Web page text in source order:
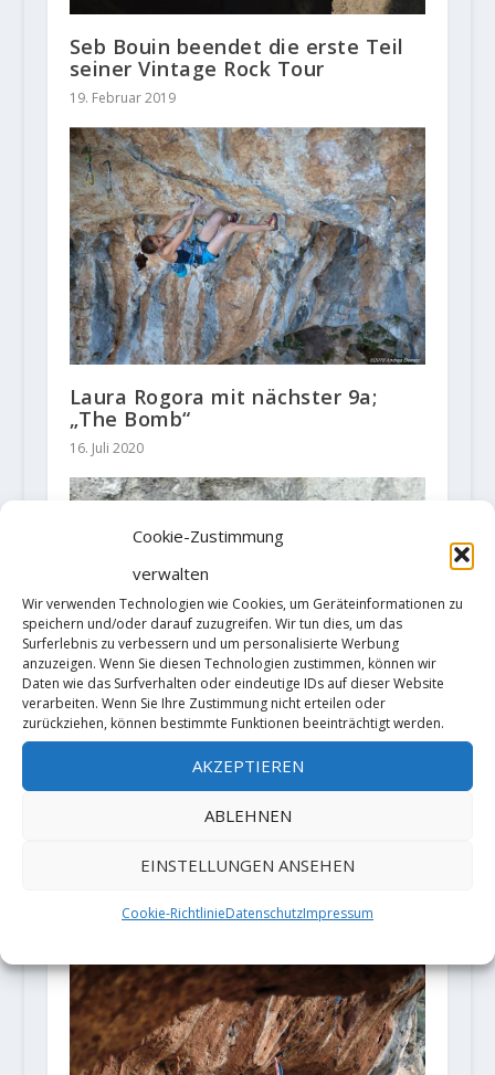
Cookie-Zustimmung
verwalten
Wir verwenden Technologien wie Cookies, um Geräteinformationen zu
speichern und/oder darauf zuzugreifen. Wir tun dies, um das
Surferlebnis zu verbessern und um personalisierte Werbung
anzuzeigen. Wenn Sie diesen Technologien zustimmen, können wir
Daten wie das Surfverhalten oder eindeutige IDs auf dieser Website
verarbeiten. Wenn Sie Ihre Zustimmung nicht erteilen oder
zurückziehen, können bestimmte Funktionen beeinträchtigt werden.
AKZEPTIEREN
ABLEHNEN
EINSTELLUNGEN ANSEHEN
Cookie-RichtlinieDatenschutzImpressum
Seb Bouin beendet die erste Teil
seiner Vintage Rock Tour
19. Februar 2019
Laura Rogora mit nächster 9a;
„The Bomb“
16. Juli 2020
Video: David Firnenburg holt sich